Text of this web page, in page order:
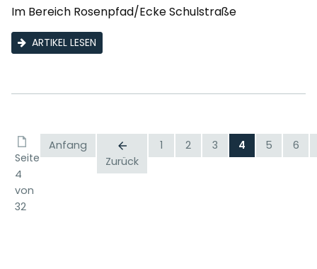
Im Bereich Rosenpfad/Ecke Schulstraße
ARTIKEL LESEN
Seite
4
von
32
Anfang
Zurück
1 2 3 4 5 6